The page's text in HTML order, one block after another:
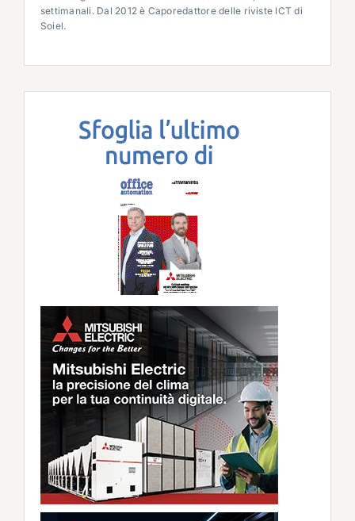
settimanali. Dal 2012 è Caporedattore delle riviste ICT di
Soiel.